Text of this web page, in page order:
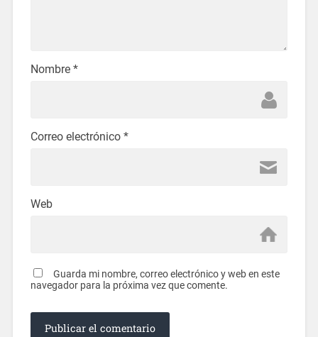
Nombre *
Correo electrónico *
Web
Guarda mi nombre, correo electrónico y web en este
navegador para la próxima vez que comente.